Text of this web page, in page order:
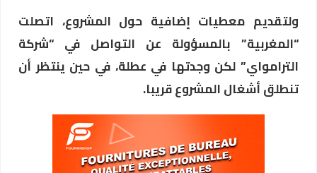
ولتقديم معطيات إضافية حول المشروع، اتصلت
“المغربية” بالمسؤولة عن التواصل في “شركة
الترامواي” لكن وجدتها في عطلة، في حين ينتظر أن
تنطلق أشغال المشروع قريبا.